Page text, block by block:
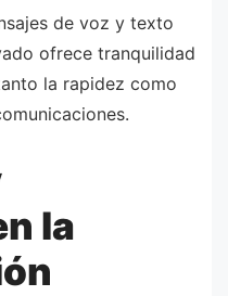
de voz y texto
ofrece tranquilidad
la rapidez como
la